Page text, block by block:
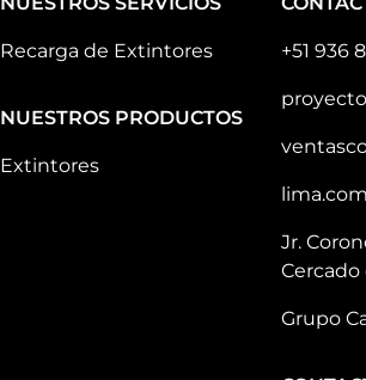
Recarga de Extintores
NUESTROS PRODUCTOS
Extintores
+51 936
lima.com
Jr.
Cercado
Grupo